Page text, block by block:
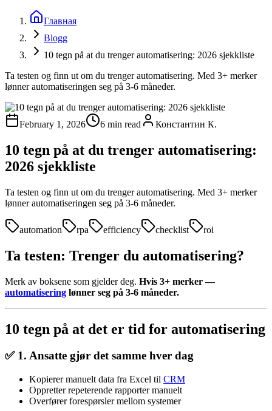
Главная
Blogg
10 tegn på at du trenger automatisering: 2026 sjekkliste
Ta testen og finn ut om du trenger automatisering. Med 3+ merker
lønner automatiseringen seg på 3-6 måneder.
February 1, 2026 6 min read Константин К.
10 tegn på at du trenger automatisering:
2026 sjekkliste
Ta testen og finn ut om du trenger automatisering. Med 3+ merker
lønner automatiseringen seg på 3-6 måneder.
automation rpa efficiency checklist roi
Ta testen: Trenger du automatisering?
Merk av boksene som gjelder deg. Hvis 3+ merker —
automatisering lønner seg på 3-6 måneder.
10 tegn på at det er tid for automatisering
✅ 1. Ansatte gjør det samme hver dag
Kopierer manuelt data fra Excel til CRM
Oppretter repeterende rapporter manuelt
Overfører forespørsler mellom systemer